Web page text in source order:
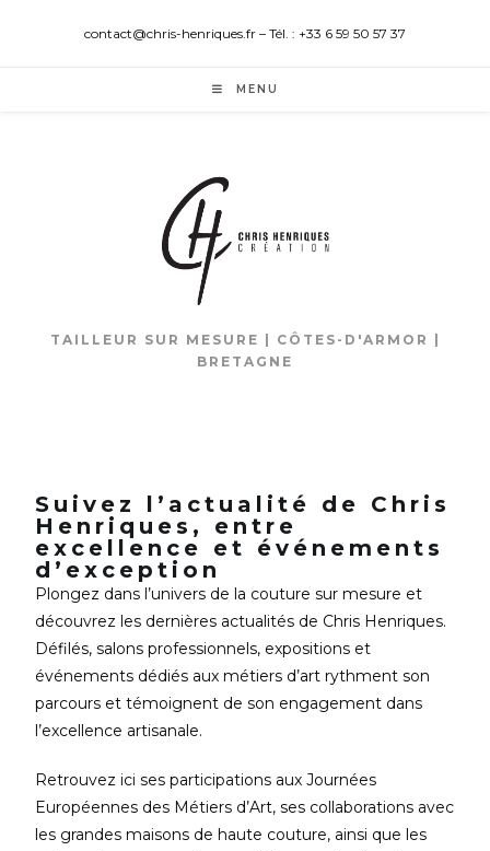
contact@chris-henriques.fr – Tél. : +33 6 59 50 57 37
MENU
TAILLEUR SUR MESURE | CÔTES-D'ARMOR |
BRETAGNE
Suivez l’actualité de Chris
Henriques, entre
excellence et événements
d’exception
Plongez dans l’univers de la couture sur mesure et
découvrez les dernières actualités de Chris Henriques.
Défilés, salons professionnels, expositions et
événements dédiés aux métiers d’art rythment son
parcours et témoignent de son engagement dans
l’excellence artisanale.
Retrouvez ici ses participations aux Journées
Européennes des Métiers d’Art, ses collaborations avec
les grandes maisons de haute couture, ainsi que les